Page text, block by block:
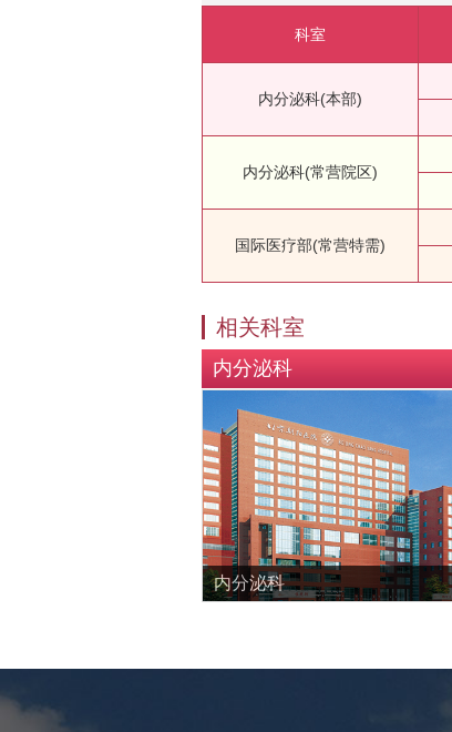
科室
内分泌科(本部)
内分泌科(常营院区)
国际医疗部(常营特需)
相关科室
内分泌科
内分泌科